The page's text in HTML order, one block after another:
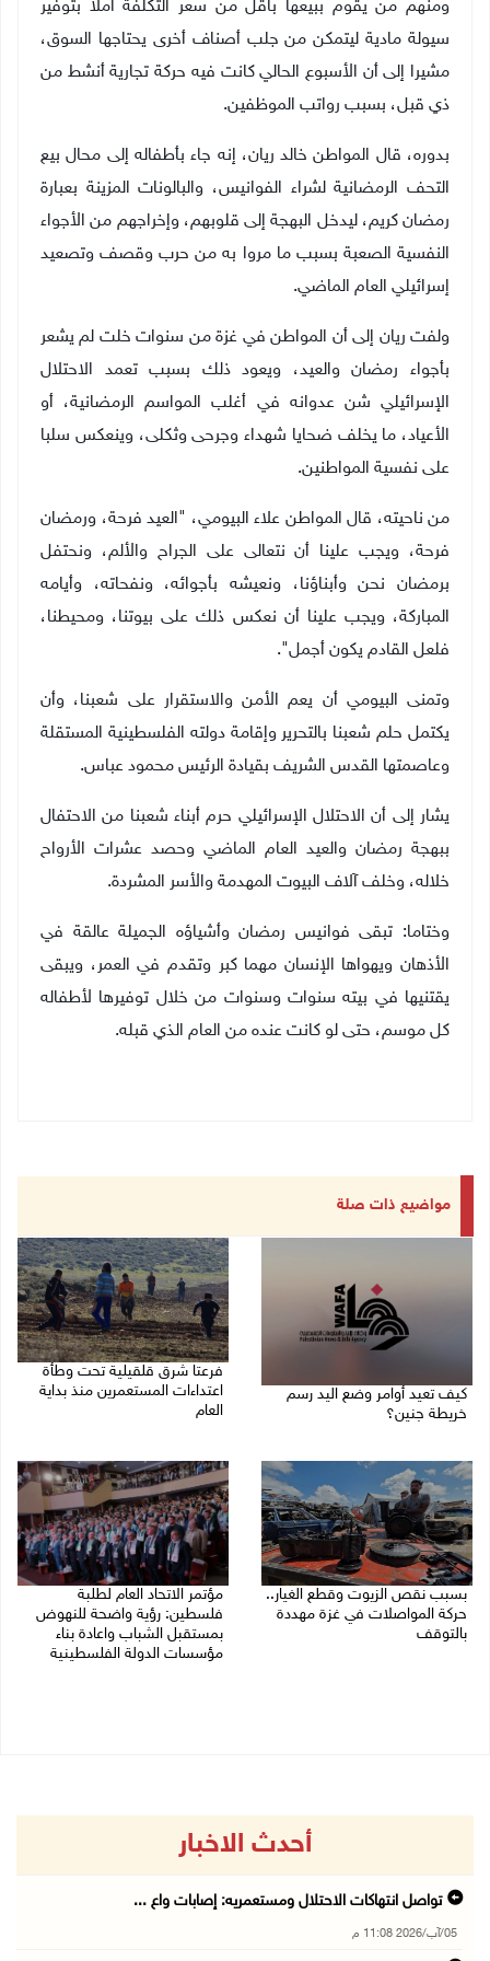
ومنهم من يقوم ببيعها بأقل من سعر التكلفة أملا بتوفير
سيولة مادية ليتمكن من جلب أصناف أخرى يحتاجها السوق،
مشيرا إلى أن الأسبوع الحالي كانت فيه حركة تجارية أنشط من
ذي قبل، بسبب رواتب الموظفين.
بدوره، قال المواطن خالد ريان، إنه جاء بأطفاله إلى محال بيع
التحف الرمضانية لشراء الفوانيس، والبالونات المزينة بعبارة
رمضان كريم، ليدخل البهجة إلى قلوبهم، وإخراجهم من الأجواء
النفسية الصعبة بسبب ما مروا به من حرب وقصف وتصعيد
إسرائيلي العام الماضي.
ولفت ريان إلى أن المواطن في غزة من سنوات خلت لم يشعر
بأجواء رمضان والعيد، ويعود ذلك بسبب تعمد الاحتلال
الإسرائيلي شن عدوانه في أغلب المواسم الرمضانية، أو
الأعياد، ما يخلف ضحايا شهداء وجرحى وثكلى، وينعكس سلبا
على نفسية المواطنين.
من ناحيته، قال المواطن علاء البيومي، "العيد فرحة، ورمضان
فرحة، ويجب علينا أن نتعالى على الجراح والألم، ونحتفل
برمضان نحن وأبناؤنا، ونعيشه بأجوائه، ونفحاته، وأيامه
المباركة، ويجب علينا أن نعكس ذلك على بيوتنا، ومحيطنا،
فلعل القادم يكون أجمل".
وتمنى البيومي أن يعم الأمن والاستقرار على شعبنا، وأن
يكتمل حلم شعبنا بالتحرير وإقامة دولته الفلسطينية المستقلة
وعاصمتها القدس الشريف بقيادة الرئيس محمود عباس.
يشار إلى أن الاحتلال الإسرائيلي حرم أبناء شعبنا من الاحتفال
ببهجة رمضان والعيد العام الماضي وحصد عشرات الأرواح
خلاله، وخلف آلاف البيوت المهدمة والأسر المشردة.
وختاما: تبقى فوانيس رمضان وأشياؤه الجميلة عالقة في
الأذهان ويهواها الإنسان مهما كبر وتقدم في العمر، ويبقى
يقتنيها في بيته سنوات وسنوات من خلال توفيرها لأطفاله
كل موسم، حتى لو كانت عنده من العام الذي قبله.
مواضيع ذات صلة
كيف تعيد أوامر وضع اليد رسم
خريطة جنين؟
فرعتا شرق قلقيلية تحت وطأة
اعتداءات المستعمرين منذ بداية
العام
بسبب نقص الزيوت وقطع الغيار..
حركة المواصلات في غزة مهددة
بالتوقف
مؤتمر الاتحاد العام لطلبة
فلسطين: رؤية واضحة للنهوض
بمستقبل الشباب واعادة بناء
مؤسسات الدولة الفلسطينية
أحدث الاخبار
تواصل انتهاكات الاحتلال ومستعمريه: إصابات واع ...
05/آب/2026 11:08 م